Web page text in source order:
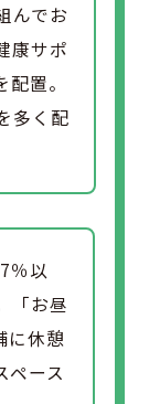
んでお
康サポ
置。
多く配
％以
「お昼
に休憩
ペース